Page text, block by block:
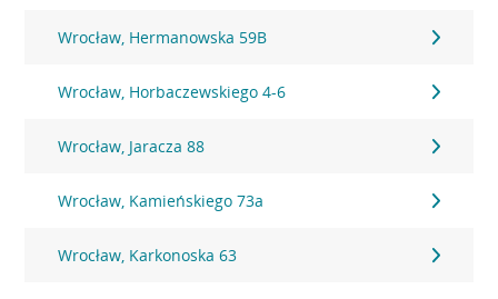
Wrocław, Hermanowska 59B
Wrocław, Horbaczewskiego 4-6
Wrocław, Jaracza 88
Wrocław, Kamieńskiego 73a
Wrocław, Karkonoska 63